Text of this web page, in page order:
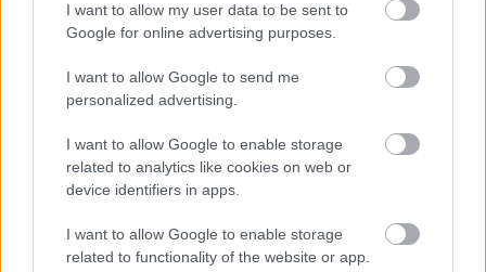
I want to allow my user data to be sent to
Google for online advertising purposes.
I want to allow Google to send me
personalized advertising.
I want to allow Google to enable storage
related to analytics like cookies on web or
device identifiers in apps.
I want to allow Google to enable storage
related to functionality of the website or app.
Τζέφρι Μονκαντά: Ποιος είναι ο «εγκέφαλος» που
εμπιστεύτηκε ο Βαγγέλης Μαρινάκης
Μάριους Κράιγκερ Λιντ: Ο ποδοσφαιριστής που